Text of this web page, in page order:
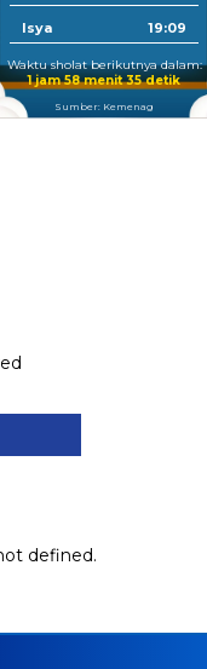
Isya 19:09
Waktu sholat berikutnya dalam:
1 jam 58 menit 34 detik
Sumber: Kemenag
defined.